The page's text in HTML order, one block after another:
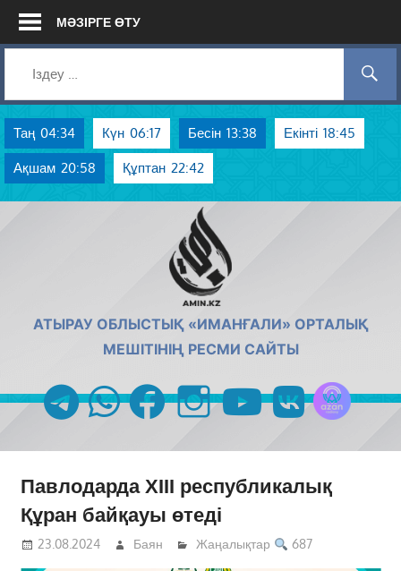
Skip
МӘЗІРГЕ ӨТУ
Таң 04:34 Күн 06:17 Бесін 13:38 Екінті 18:45
Ақшам 20:58 Құптан 22:42
АТЫРАУ ОБЛЫСТЫҚ «ИМАНҒАЛИ» ОРТАЛЫҚ
МЕШІТІНІҢ РЕСМИ САЙТЫ
telegramwhatsappfacebookinstagramyoutubevk
Павлодарда ХІІІ республикалық
Құран байқауы өтеді
23.08.2024 Баян Жаңалықтар 687